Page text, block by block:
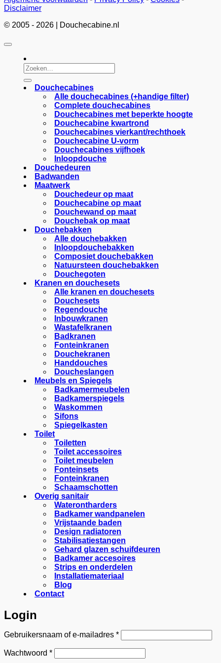
Disclaimer
© 2005 - 2026 | Douchecabine.nl
Zoeken
naar:
Douchecabines
Alle douchecabines (+handige filter)
Complete douchecabines
Douchecabines met beperkte hoogte
Douchecabine kwartrond
Douchecabines vierkant/rechthoek
Douchecabine U-vorm
Douchecabines vijfhoek
Inloopdouche
Douchedeuren
Badwanden
Maatwerk
Douchedeur op maat
Douchecabine op maat
Douchewand op maat
Douchebak op maat
Douchebakken
Alle douchebakken
Inloopdouchebakken
Composiet douchebakken
Natuursteen douchebakken
Douchegoten
Kranen en douchesets
Alle kranen en douchesets
Douchesets
Regendouche
Inbouwkranen
Wastafelkranen
Badkranen
Fonteinkranen
Douchekranen
Handdouches
Doucheslangen
Meubels en Spiegels
Badkamermeubelen
Badkamerspiegels
Waskommen
Sifons
Spiegelkasten
Toilet
Toiletten
Toilet accessoires
Toilet meubelen
Fonteinsets
Fonteinkranen
Schaamschotten
Overig sanitair
Waterontharders
Badkamer wandpanelen
Vrijstaande baden
Design radiatoren
Stabilisatiestangen
Gehard glazen schuifdeuren
Badkamer accesoires
Strips en onderdelen
Installatiemateriaal
Blog
Contact
Login
Gebruikersnaam of e-mailadres *Vereist
Wachtwoord *Vereist